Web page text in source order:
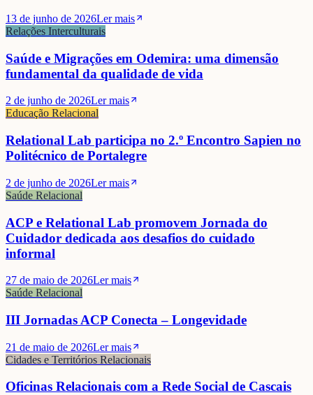
13 de junho de 2026Ler mais
Relações Interculturais
Saúde e Migrações em Odemira: uma dimensão
fundamental da qualidade de vida
2 de junho de 2026Ler mais
Educação Relacional
Relational Lab participa no 2.º Encontro Sapien no
Politécnico de Portalegre
2 de junho de 2026Ler mais
Saúde Relacional
ACP e Relational Lab promovem Jornada do
Cuidador dedicada aos desafios do cuidado
informal
27 de maio de 2026Ler mais
Saúde Relacional
III Jornadas ACP Conecta – Longevidade
21 de maio de 2026Ler mais
Cidades e Territórios Relacionais
Oficinas Relacionais com a Rede Social de Cascais